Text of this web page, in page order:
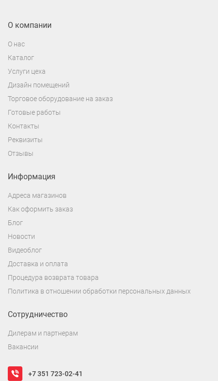
О компании
О нас
Каталог
Услуги цеха
Дизайн помещений
Торговое оборудование на заказ
Готовые работы
Контакты
Реквизиты
Отзывы
Информация
Адреса магазинов
Как оформить заказ
Блог
Новости
Видеоблог
Доставка и оплата
Процедура возврата товара
Политика в отношении обработки персональных данных
Сотрудничество
Дилерам и партнерам
Вакансии
+7 351 723-02-41